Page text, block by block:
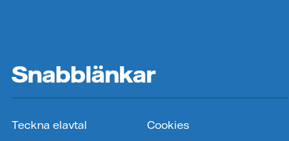
Snabblänkar
Teckna elavtal
Cookies